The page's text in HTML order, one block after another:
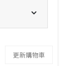
更新購物車